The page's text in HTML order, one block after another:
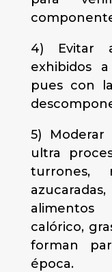
4) Evitar
exhibidos
pues con
5)
ultra
turrones,
calórico,
forman
época.